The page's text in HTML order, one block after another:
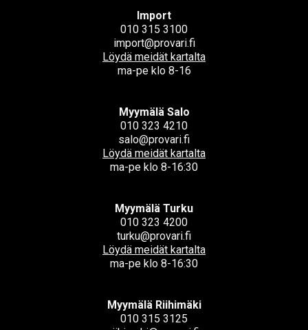
Import
010 315 3100
import@provari.fi
Löydä meidät kartalta
ma-pe klo 8-16
Myymälä Salo
010 323 4210
salo@provari.fi
Löydä meidät kartalta
ma-pe klo 8-16:30
Myymälä Turku
010 323 4200
turku@provari.fi
Löydä meidät kartalta
ma-pe klo 8-16:30
Myymälä Riihimäki
010 315 3125